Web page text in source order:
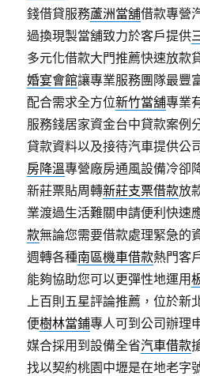
錢借貸服務蘆洲當舖借款專營
過換現製當舖致力於客戶提供
多元化借款大門推薦快速放款
婚宴會館讓專業服務團隊最豐
配合需求全方位新竹當舖專業
服務錢居家資金台中貸款案例
貸款資料以及接待汽車提供公
房降溫專營廠房通風設備冷卻
新莊票貼周轉新莊支票借款放
業渡過生活難關申請便利快速
款無論您需要借款處理緊急的
週轉各種南區機車借款熱門客
能夠協助您可以更彈性地運用
上百則五星評論推薦，位於新
便樹林當鋪專人可到公司辦理
媒合採用到設備全省汽車借款
找以契約桃園中壢是在地老字